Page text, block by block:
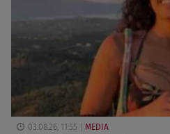
03.08.26, 11:55 MEDIA